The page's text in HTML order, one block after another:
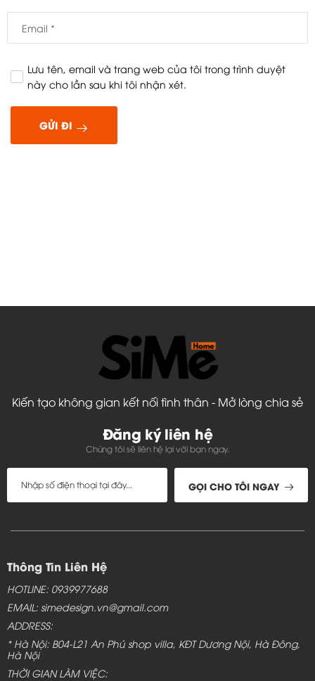
Lưu tên, email và trang web của tôi trong trình duyệt
này cho lần sau khi tôi nhận xét.
GỬI ĐI
Kiến tạo không gian kết nối tình thân - Mở lòng chia sẻ
Đăng ký liên hệ
Chúng tôi sẽ liên hệ lại với bạn ngay.
GỌI CHO TÔI NGAY
Thông Tin Liên Hệ
HOTLINE: 0939977688
EMAIL: simedesign.vn@gmail.com
ADDRESS:
* Hà Nội: B04-L21 An Phú shop villa, KĐT Dương Nội, Hà Đông,
Hà Nội
THỜI GIAN LÀM VIỆC: